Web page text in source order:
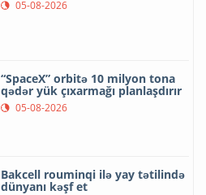
05-08-2026
“SpaceX” orbitə 10 milyon tona
qədər yük çıxarmağı planlaşdırır
05-08-2026
Bakcell rouminqi ilə yay tətilində
dünyanı kəşf et